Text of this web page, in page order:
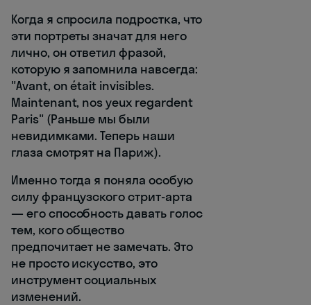
Когда я спросила подростка, что
эти портреты значат для него
лично, он ответил фразой,
которую я запомнила навсегда:
"Avant, on était invisibles.
Maintenant, nos yeux regardent
Paris" (Раньше мы были
невидимками. Теперь наши
глаза смотрят на Париж).
Именно тогда я поняла особую
силу французского стрит-арта
— его способность давать голос
тем, кого общество
предпочитает не замечать. Это
не просто искусство, это
инструмент социальных
изменений.